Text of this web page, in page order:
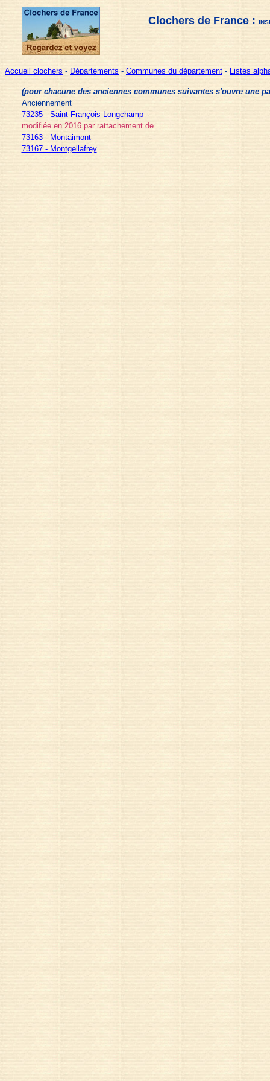
Clochers de France :
Accueil clochers - Départements - Communes du département - Listes
(pour chacune des anciennes communes suivantes s'ouvre une
Anciennement
73235 - Saint-François-Longchamp
modifiée en 2016 par rattachement de
73163 - Montaimont
73167 - Montgellafrey